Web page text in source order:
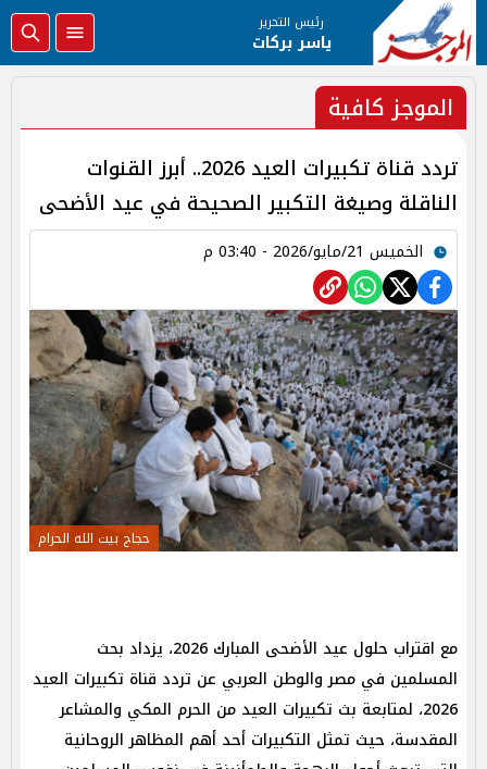
رئيس التحرير
ياسر بركات
الموجز كافية
تردد قناة تكبيرات العيد 2026.. أبرز القنوات
الناقلة وصيغة التكبير الصحيحة في عيد الأضحى
الخميس 21/مايو/2026 - 03:40 م
حجاج بيت الله الحرام
مع اقتراب حلول عيد الأضحى المبارك 2026، يزداد بحث
المسلمين في مصر والوطن العربي عن تردد قناة تكبيرات العيد
2026، لمتابعة بث تكبيرات العيد من الحرم المكي والمشاعر
المقدسة، حيث تمثل التكبيرات أحد أهم المظاهر الروحانية